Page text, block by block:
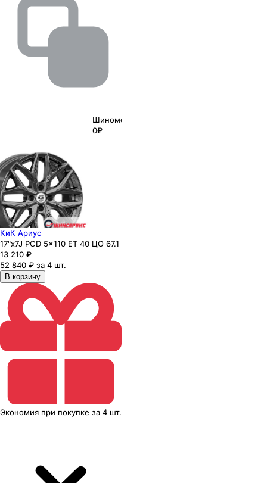
Шиномонтаж
0₽
КиК Ариус
17"x7J PCD 5x110 ЕТ 40 ЦО 67.1
13 210 ₽
52 840 ₽ за 4 шт.
В корзину
Экономия при покупке за 4 шт.